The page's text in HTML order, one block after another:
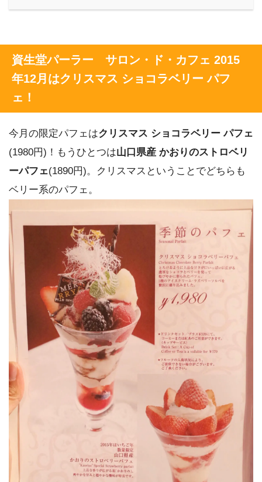
資生堂パーラー サロン・ド・カフェ 2015
年12月はクリスマス ショコラベリー パフ
ェ！
今月の限定パフェはクリスマス ショコラベリー パフェ
(1980円)！もうひとつは山口県産 かおりのストロベリ
ーパフェ(1890円)。クリスマスということでどちらも
ベリー系のパフェ。